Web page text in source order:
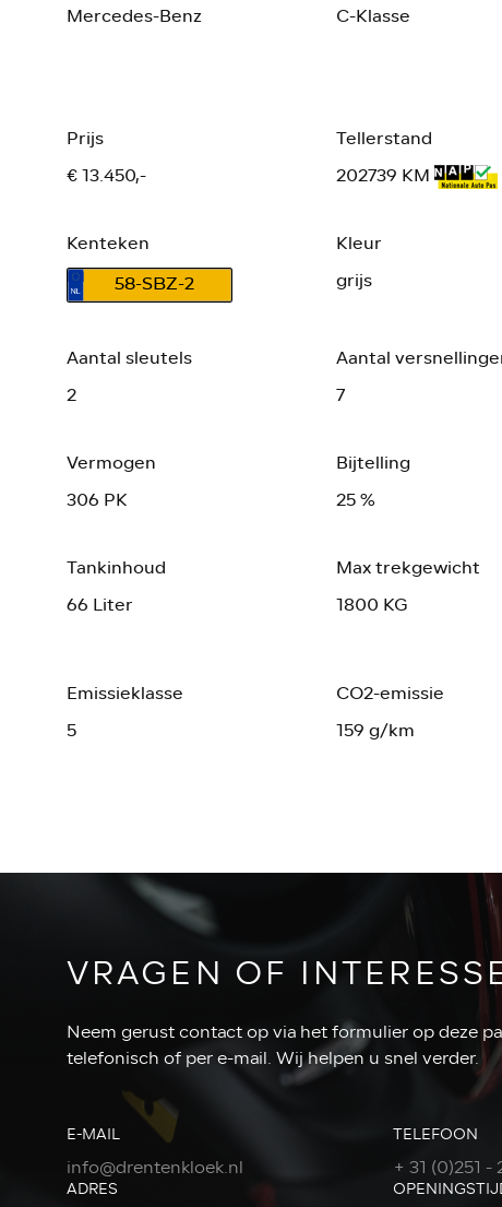
Mercedes-Benz
C-Klasse
Prijs
€ 13.450,-
Tellerstand
202739 KM
Kenteken
58-SBZ-2
Kleur
grijs
Aantal sleutels
2
Aantal
7
Vermogen
306 PK
Bijtelling
25 %
Tankinhoud
66 Liter
Max trekgewicht
1800 KG
Emissieklasse
5
CO2-emissie
159 g/km
VRAGEN OF
Neem gerust contact op via het formulier op deze
telefonisch of per e-mail. Wij helpen u snel verder.
E-MAIL
info@drentenkloek.nl
TELEFOON
+ 31 (0)251 -
ADRES